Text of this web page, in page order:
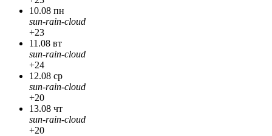
10.08 пн
sun-rain-cloud
+23
11.08 вт
sun-rain-cloud
+24
12.08 ср
sun-rain-cloud
+20
13.08 чт
sun-rain-cloud
+20